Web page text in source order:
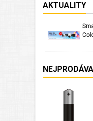
AKTUALITY